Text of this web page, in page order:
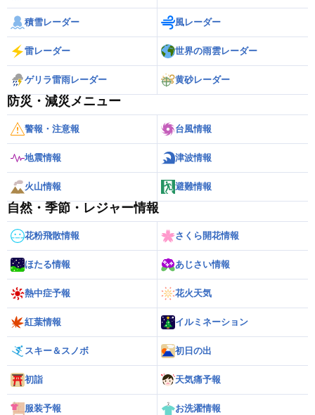
積雪レーダー 風レーダー
雷レーダー 世界の雨雲レーダー
ゲリラ雷雨レーダー 黄砂レーダー
防災・減災メニュー
警報・注意報 台風情報
地震情報 津波情報
火山情報 避難情報
自然・季節・レジャー情報
花粉飛散情報 さくら開花情報
ほたる情報 あじさい情報
熱中症予報 花火天気
紅葉情報 イルミネーション
スキー＆スノボ 初日の出
初詣 天気痛予報
服装予報 お洗濯情報